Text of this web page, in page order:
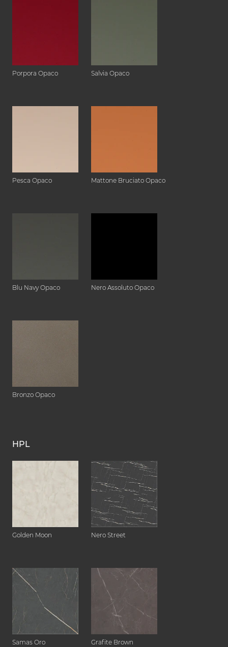
Porpora Opaco Salvia Opaco
Pesca Opaco Mattone Bruciato Opaco
Blu Navy Opaco Nero Assoluto Opaco
Bronzo Opaco
HPL
Golden Moon Nero Street
Samas Oro Grafite Brown